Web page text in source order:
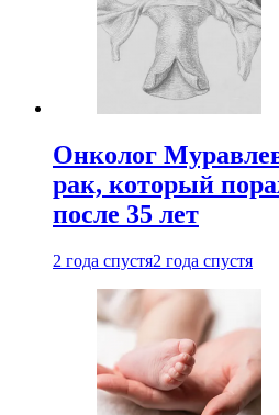
Онколог
рак, который
после 35 лет
2 года спустя2 года спустя